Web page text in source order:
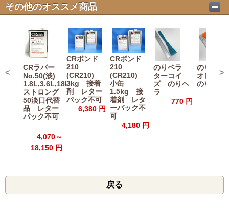
その他のオススメ商品
CRラバー
No.50(淡)
1.8L,3.6L,18L
ストロング
50淡口代替
品 レター
パック不可
4,070～
18,150 円
CRボンド
210
(CR210)
3kg 接着
剤 レター
パック不可
6,380 円
CRボンド
210
(CR210)
小缶
1.5kg 接
着剤 レタ
ーパック不
可
4,180 円
のりベラ
ターコイ
ズ のりヘ
ラ
770 円
のりベ
オレン
のりヘラ
< >
戻る